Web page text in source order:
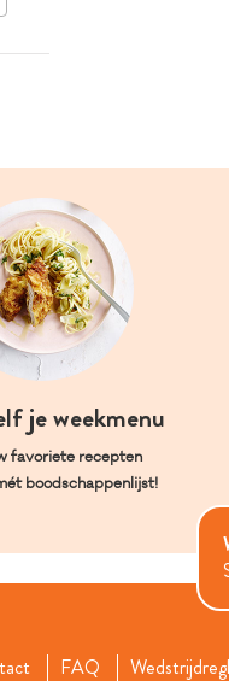
je weekmenu
favoriete recepten
boodschappenlijst!
FAQ